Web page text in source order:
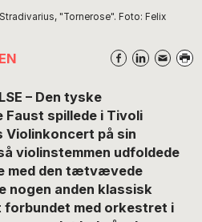
"Tornerose". Foto: Felix
– Den tyske
Faust spillede i Tivoli
Violinkoncert på sin
violinstemmen udfoldede
med den tætvævede
nogen anden klassisk
med orkestret i